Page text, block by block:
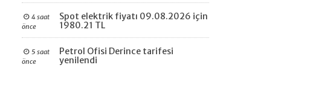
4 saat
önce
Spot elektrik fiyatı 09.08.2026 için
1980.21 TL
5 saat
önce
Petrol Ofisi Derince tarifesi
yenilendi